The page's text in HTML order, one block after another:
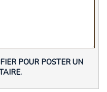
POUR POSTER UN